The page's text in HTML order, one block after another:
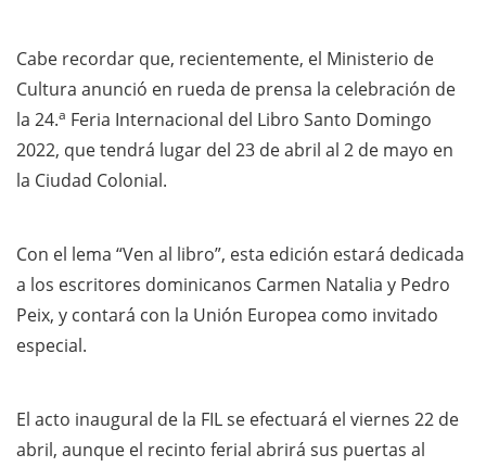
Cabe recordar que, recientemente, el Ministerio de
Cultura anunció en rueda de prensa la celebración de
la 24.a Feria Internacional del Libro Santo Domingo
2022, que tendrá lugar del 23 de abril al 2 de mayo en
la Ciudad Colonial.
Con el lema “Ven al libro”, esta edición estará dedicada
a los escritores dominicanos Carmen Natalia y Pedro
Peix, y contará con la Unión Europea como invitado
especial.
El acto inaugural de la FIL se efectuará el viernes 22 de
abril, aunque el recinto ferial abrirá sus puertas al